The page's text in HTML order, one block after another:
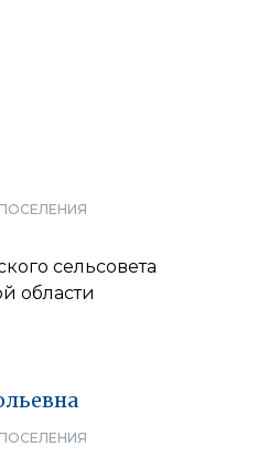
сельсовета
области